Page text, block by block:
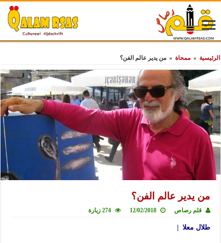
الرئيسية » ممحاة » من يدير عالم الفن؟
من يدير عالم الفن؟
قلم رصاص 12/02/2018 274 زيارة
طلال معلا |